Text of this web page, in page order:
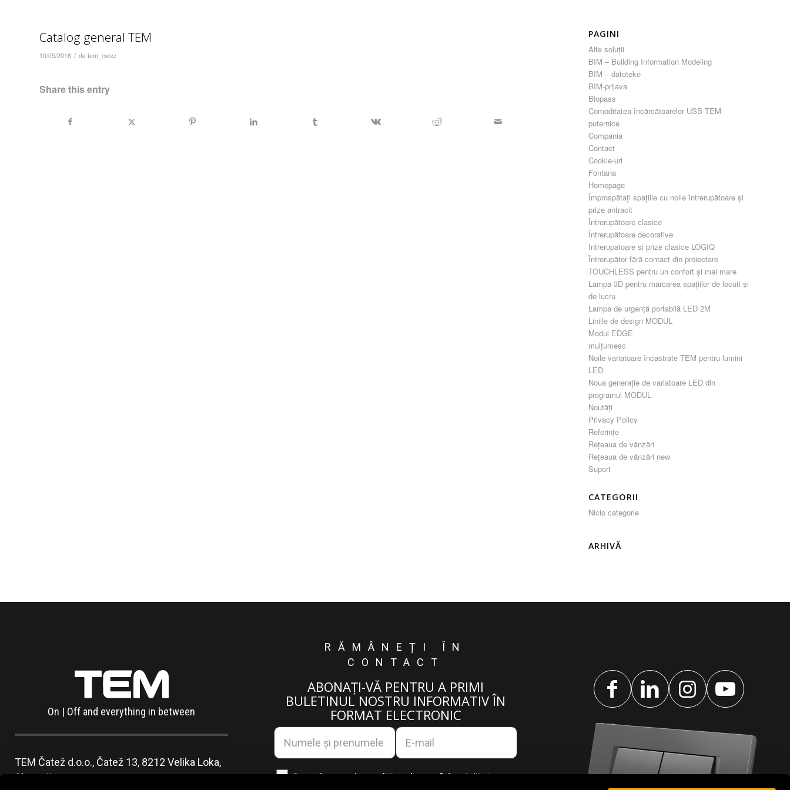
Catalog general TEM
10/05/2016 / detem_catez
Share this entry
PAGINI
Alte soluții
BIM – Building Information Modeling
BIM – datoteke
BIM-prijava
Biopass
Comoditatea încărcătoarelor USB TEM
puternice
Compania
Contact
Cookie-uri
Fontana
Homepage
Împrospătați spațiile cu noile întrerupătoare și
prize antracit
Întrerupătoare clasice
Întrerupătoare decorative
Intrerupatoare si prize clasice LOGIQ
Întrerupător fără contact din proiectare
TOUCHLESS pentru un confort și mai mare
Lampa 3D pentru marcarea spațiilor de locuit și
de lucru
Lampa de urgență portabilă LED 2M
Liniile de design MODUL
Modul EDGE
mulțumesc
Noile variatoare încastrate TEM pentru lumini
LED
Noua generație de variatoare LED din
programul MODUL
Noutăți
Privacy Policy
Referințe
Rețeaua de vănzări
Rețeaua de vănzări new
Suport
CATEGORII
Nicio categorie
ARHIVĂ
On | Off and everything in between
TEM Čatež d.o.o., Čatež 13, 8212 Velika Loka,
Slovenija
RĂMÂNEȚI ÎN
CONTACT
ABONAȚI-VĂ PENTRU A PRIMI
BULETINUL NOSTRU INFORMATIV ÎN
FORMAT ELECTRONIC
Sunt de acord cupolitica de confidențialitate.